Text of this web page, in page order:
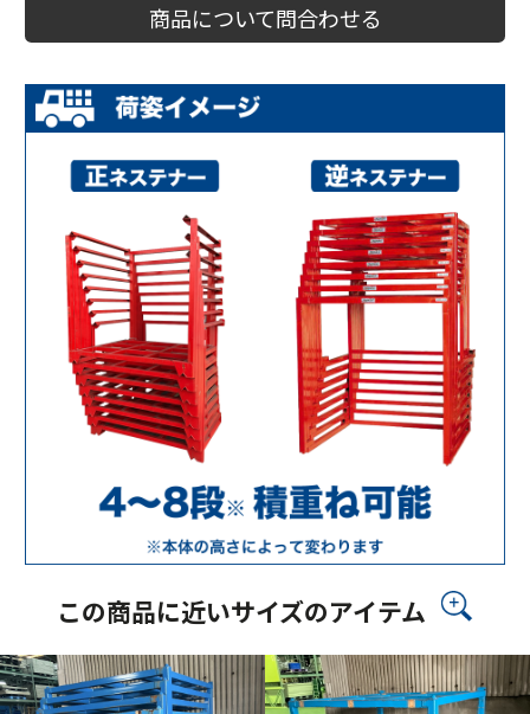
商品について問合わせる
この商品に近いサイズのアイテム